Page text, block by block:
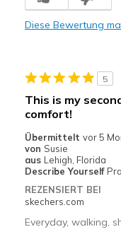
Stylish
Going Out
Special Occasions
Travel
Width
Sizing
View On Shoes
Diese Bewertung
5
This is my
comfort!
Übermittelt vor 5
von Susie
aus Lehigh, Florida
Describe Yourself
REZENSIERT BEI
skechers.com
Everyday, walking,